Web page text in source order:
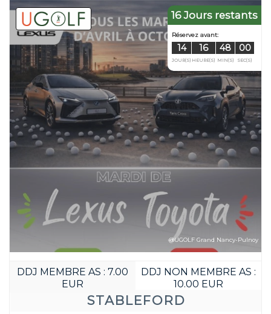
Réservez
16 Jours restants
STABLEFORD
DDJ MEMBRE AS : 7.00
EUR
DDJ NON MEMBRE AS :
10.00 EUR
@UGOLF Grand Nancy-Pulnoy